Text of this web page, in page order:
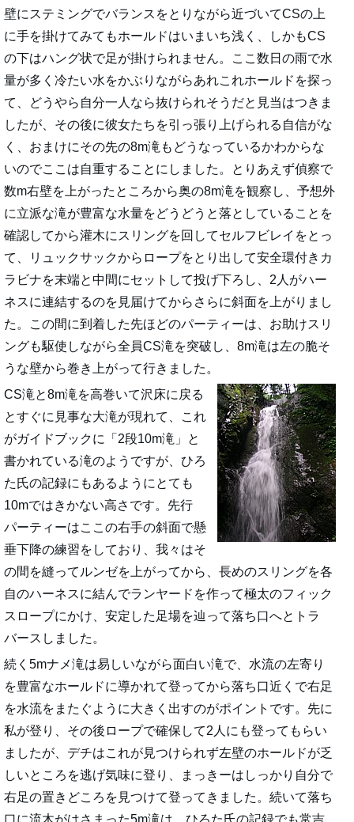
壁にステミングでバランスをとりながら近づいてCSの上
に手を掛けてみてもホールドはいまいち浅く、しかもCS
の下はハング状で足が掛けられません。ここ数日の雨で水
量が多く冷たい水をかぶりながらあれこれホールドを探っ
て、どうやら自分一人なら抜けられそうだと見当はつきま
したが、その後に彼女たちを引っ張り上げられる自信がな
く、おまけにその先の8m滝もどうなっているかわからな
いのでここは自重することにしました。とりあえず偵察で
数m右壁を上がったところから奥の8m滝を観察し、予想外
に立派な滝が豊富な水量をどうどうと落としていることを
確認してから灌木にスリングを回してセルフビレイをとっ
て、リュックサックからロープをとり出して安全環付きカ
ラビナを末端と中間にセットして投げ下ろし、2人がハー
ネスに連結するのを見届けてからさらに斜面を上がりまし
た。この間に到着した先ほどのパーティーは、お助けスリ
ングも駆使しながら全員CS滝を突破し、8m滝は左の脆そ
うな壁から巻き上がって行きました。
CS滝と8m滝を高巻いて沢床に戻る
とすぐに見事な大滝が現れて、これ
がガイドブックに「2段10m滝」と
書かれている滝のようですが、ひろ
た氏の記録にもあるようにとても
10mではきかない高さです。先行
パーティーはここの右手の斜面で懸
垂下降の練習をしており、我々はそ
の間を縫ってルンゼを上がってから、長めのスリングを各
自のハーネスに結んでランヤードを作って極太のフィック
スロープにかけ、安定した足場を辿って落ち口へとトラ
バースしました。
続く5mナメ滝は易しいながら面白い滝で、水流の左寄り
を豊富なホールドに導かれて登ってから落ち口近くで右足
を水流をまたぐように大きく出すのがポイントです。先に
私が登り、その後ロープで確保して2人にも登ってもらい
ましたが、デチはこれが見つけられず左壁のホールドが乏
しいところを逃げ気味に登り、まっきーはしっかり自分で
右足の置きどころを見つけて登ってきました。続いて落ち